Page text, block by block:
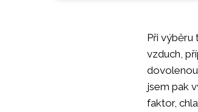
Při výběru
vzduch,
jsem pak
faktor,